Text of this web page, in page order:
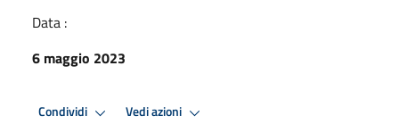
Data :
6 maggio 2023
Condividi Vedi azioni